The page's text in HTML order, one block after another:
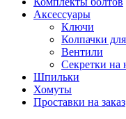
Аксессуары
Ключи
Колпачки
Вентили
Секретки на
Шпильки
Хомуты
Проставки на заказ